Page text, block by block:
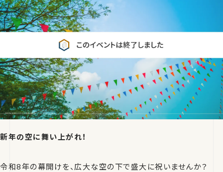
新年の空に舞い上がれ！
令和8年の幕開けを、広大な空の下で盛大に祝いませんか？